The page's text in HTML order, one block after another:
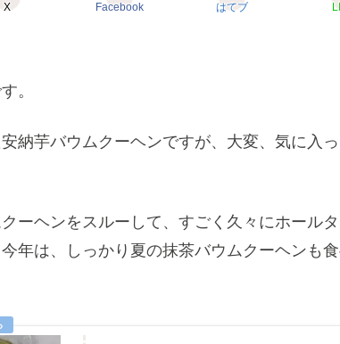
X Facebook はてブ
。
納芋バウムクーヘンですが、大変、気に入
ーヘンをスルーして、すごく久々にホール
年は、しっかり夏の抹茶バウムクーヘンも